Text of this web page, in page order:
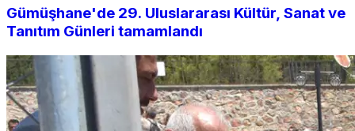
Gümüşhane'de 29. Uluslararası Kültür, Sanat ve
Tanıtım Günleri tamamlandı